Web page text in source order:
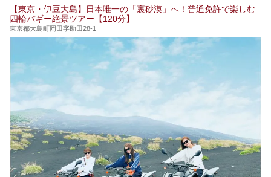
24時間営業で宿泊できる施設や、1,000円以下で楽しめる安
い施設、デートや休日レジャーにもぴったりなエンタメ要素
が充実した施設など、利用のシーンに合わせて参考にしてく
ださい。
【東京・伊豆大島】日本唯一の「裏砂漠」へ！普通免許で楽しむ
四輪バギー絶景ツアー【120分】
東京都大島町岡田字助田28-1